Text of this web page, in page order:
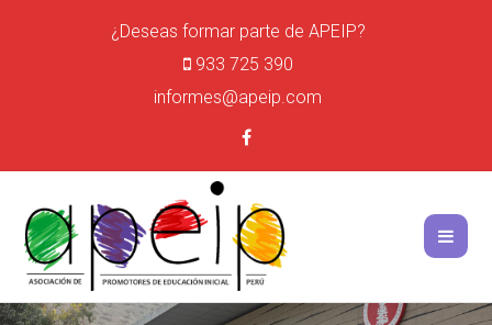
¿Deseas formar parte de APEIP?
933 725 390
informes@apeip.com